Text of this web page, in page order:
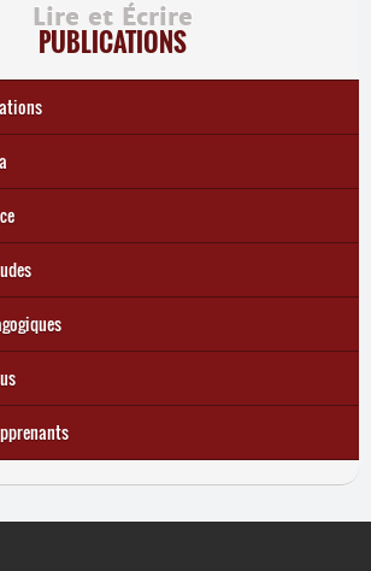
Lire et Écrire
PUBLICATIONS
de chômage : premiers bilans
annoncée
: c’est quoi ?
sur les apprenant
241 (2